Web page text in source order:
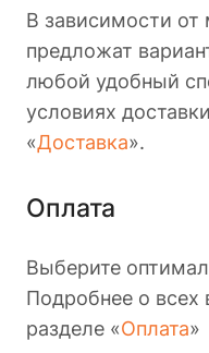
В зависимости от
предложат
любой удобный
условиях
«Доставка».
Оплата
Выберите
Подробнее о всех
разделе «Оплата»